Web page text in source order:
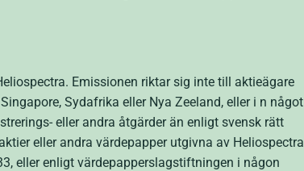
Emissionen riktar sig inte till aktieägare
Sydafrika eller Nya Zeeland, eller i n något
eller andra åtgärder än enligt svensk rätt
eller andra värdepapper utgivna av Heliospectra
eller enligt värdepapperslagstiftningen i någon